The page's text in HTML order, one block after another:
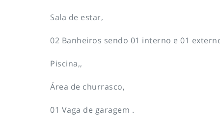
Sala de estar,
02 Banheiros sendo 01 interno e 01
Piscina,,
Área de churrasco,
01 Vaga de garagem .